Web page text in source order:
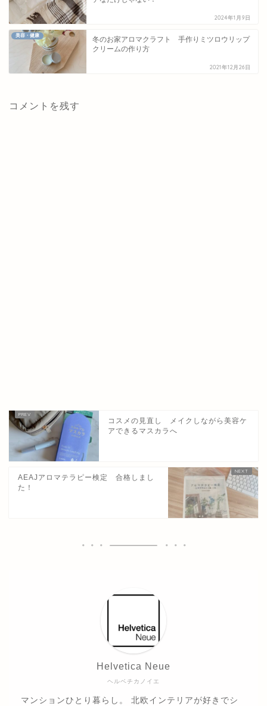
2024年1月9日
美容・健康
冬のお家アロマクラフト 手作りミツロウリップ
クリームの作り方
2021年12月26日
コメントを残す
コスメの見直し メイクしながら美容ケ
アできるマスカラへ
AEAJアロマテラピー検定 合格しまし
た！
ヘルベチカノイエ
Helvetica Neue
マンションひとり暮らし。 北欧インテリアが好きでシ